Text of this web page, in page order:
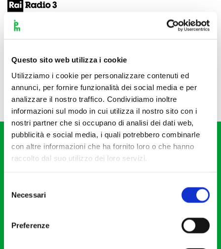
Questo sito web utilizza i cookie
Utilizziamo i cookie per personalizzare contenuti ed
annunci, per fornire funzionalità dei social media e per
analizzare il nostro traffico. Condividiamo inoltre
informazioni sul modo in cui utilizza il nostro sito con i
nostri partner che si occupano di analisi dei dati web,
pubblicità e social media, i quali potrebbero combinarle
con altre informazioni che ha fornito loro o che hanno
raccolto dal suo utilizzo dei loro servizi.
delNecessari
Preferenze
Fondazione I Pomeriggi Musicali
Partita Iva 04410060158